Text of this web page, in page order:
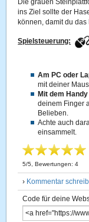
Die grauen
ins Ziel sollte der
können, damit du
Spielsteuerung:
Am PC oder
mit deiner
Mit dem
deinem Finger
Belieben.
Achte auch
einsammelt.
5/5 , Bewertungen:4
› Kommentar
Code für deine